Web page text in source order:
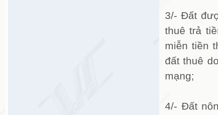
3/- Đất
thuê trả
miễn tiền
đất thuê
mạng;
4/- Đất